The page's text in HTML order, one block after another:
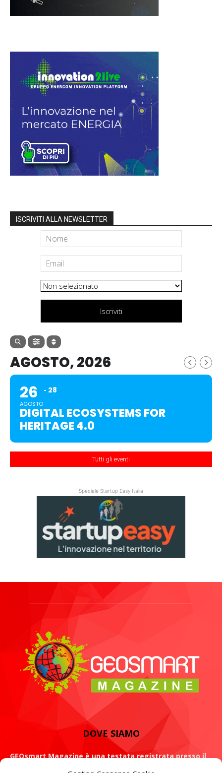
ISCRIVITI ALLA NEWSLETTER
Iscriviti
AGOSTO, 2026
26
AGOSTO
28
DIGITAL ECOSYSTEMS FOR
HERITAGE 4.0
Tutti gli eventi
Speciale Startup Easy Italia
DOVE SIAMO
GEOsmart Magazine è una testata registrata presso il